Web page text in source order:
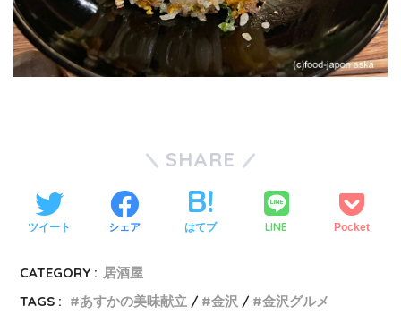
SHARE
ツイート シェア はてブ LINE Pocket
CATEGORY : 居酒屋
TAGS :
あすかの美味献立 金沢 金沢グルメ